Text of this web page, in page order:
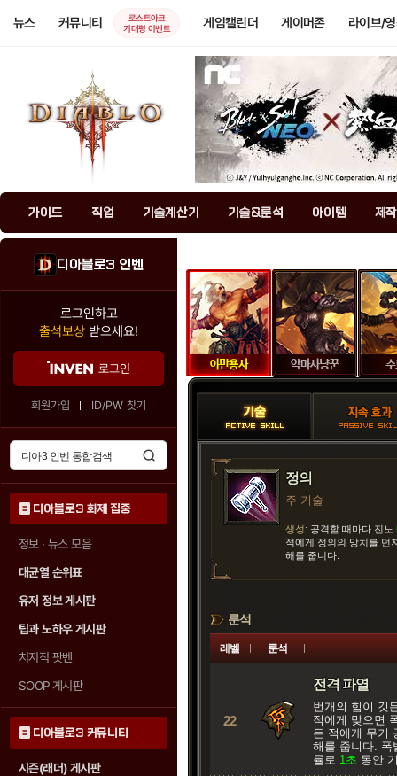
뉴스 커뮤니티
로스트아크
기대평 이벤트
게임캘린더 게이머존 라이브/
가이드 직업 기술계산기 기술&룬석 아이템 제
디아블로3 인벤
로그인하고
출석보상 받으세요!
로그인
회원가입 ID/PW 찾기
디아블로3 화제 집중
정보 · 뉴스 모음
대균열 순위표
유저 정보 게시판
팁과 노하우 게시판
치지직 팟벤
SOOP 게시판
디아블로3 커뮤니티
시즌(래더) 게시판
정의
주 기술
생성: 공격할 때마다 진노
적에게 정의의 망치를 던
해를 줍니다.
룬석
레벨 룬석
22
전격 파열
번개의 힘이 깃
적에게 맞으면
든 적에게 무기
해를 줍니다.
률로 1초 동안